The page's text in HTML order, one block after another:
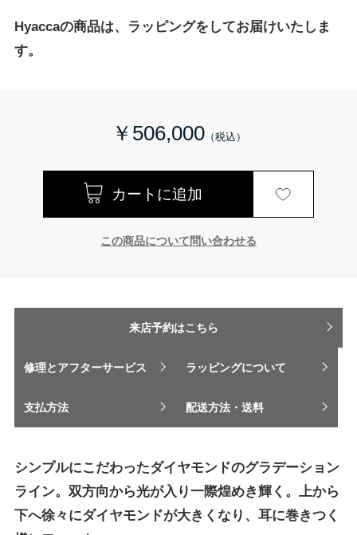
Hyaccaの商品は、ラッピングをしてお届けいたしま
す。
￥506,000
この商品について問い合わせる
来店予約はこちら
修理とアフターサービス ラッピングについて
支払方法 配送方法・送料
シンプルにこだわったダイヤモンドのグラデーション
ライン。双方向から光が入り一際煌めき輝く。上から
下へ徐々にダイヤモンドが大きくなり、耳に巻きつく